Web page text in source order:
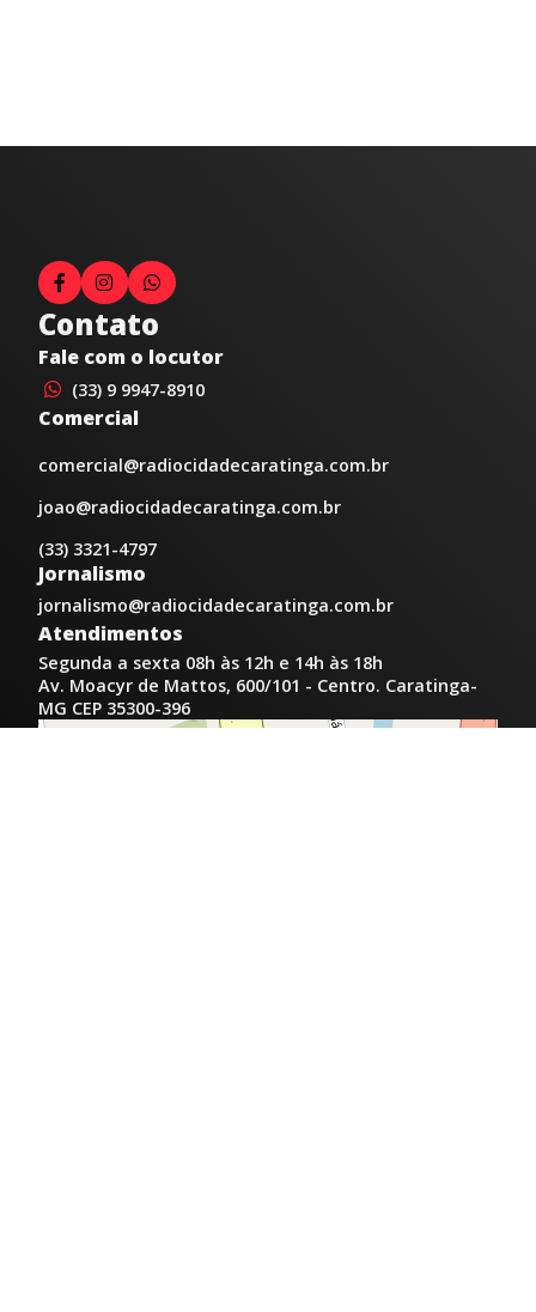
Contato
Fale com o locutor
(33) 9 9947-8910
Comercial
comercial@radiocidadecaratinga.com.br
joao@radiocidadecaratinga.com.br
(33) 3321-4797
Jornalismo
jornalismo@radiocidadecaratinga.com.br
Atendimentos
Segunda a sexta 08h às 12h e 14h às 18h
Av. Moacyr de Mattos, 600/101 - Centro. Caratinga-
MG CEP 35300-396